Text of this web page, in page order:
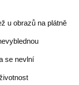
u obrazů na plátně
se nevlní